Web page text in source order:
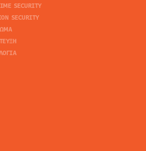
SECURITY
SECURITY